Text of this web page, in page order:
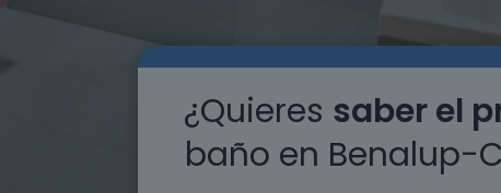
¿Quieres saber el
baño en Benalup-